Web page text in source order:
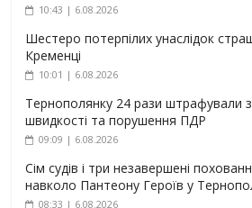
10:43 | 6.08.2026
Шестеро потерпілих унаслідок
Кременці
10:01 | 6.08.2026
Тернополянку 24 рази штрафували
швидкості та порушення ПДР
09:09 | 6.08.2026
Сім судів і три незавершені
навколо Пантеону Героїв у
08:33 | 6.08.2026